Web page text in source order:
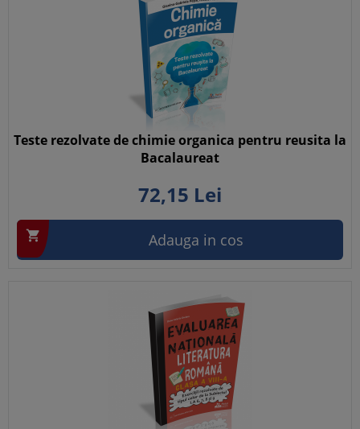
Teste rezolvate de chimie organica pentru reusita la
Bacalaureat
72,15 Lei
 Adauga in cos